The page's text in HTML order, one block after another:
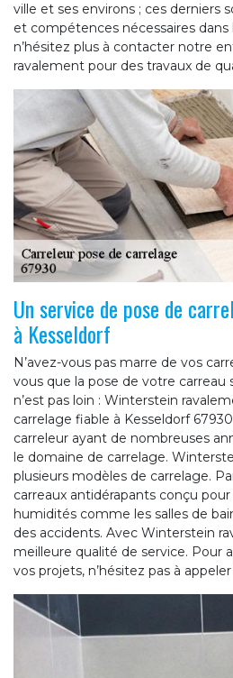
ville et ses environs ; ces derniers
et compétences nécessaires dans
n’hésitez plus à contacter notre
ravalement pour des travaux de
Un service de pose de
à Kesseldorf
N’avez-vous pas marre de vos
vous que la pose de votre carreau
n’est pas loin : Winterstein
carrelage fiable à Kesseldorf
carreleur ayant de nombreuses
le domaine de carrelage.
plusieurs modèles de carrelage.
carreaux antidérapants conçu
humidités comme les salles de
des accidents. Avec Winterstein
meilleure qualité de service. Pour
vos projets, n’hésitez pas à